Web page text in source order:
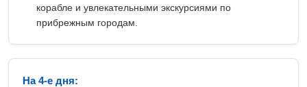
корабле и увлекательными экскурсиями по
прибрежным городам.
На 4-е дня: